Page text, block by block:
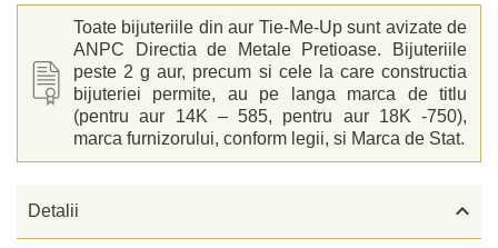
Toate bijuteriile din aur Tie-Me-Up sunt avizate de
ANPC Directia de Metale Pretioase. Bijuteriile
peste 2 g aur, precum si cele la care constructia
bijuteriei permite, au pe langa marca de titlu
(pentru aur 14K – 585, pentru aur 18K -750),
marca furnizorului, conform legii, si Marca de Stat.
Detalii 